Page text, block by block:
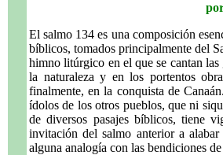
El salmo 134 es una composición
bíblicos, tomados principalmente del
himno litúrgico en el que se cantan las
la naturaleza y en los portentos
finalmente, en la conquista de
ídolos de los otros pueblos, que ni
de diversos pasajes bíblicos, tiene
invitación del salmo anterior a
alguna analogía con las bendiciones